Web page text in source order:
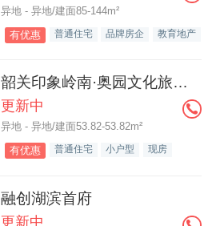
异地 - 异地/建面85-144m²
有优惠 普通住宅 品牌房企 教育地产
韶关印象岭南·奥园文化旅游城
更新中
异地 - 异地/建面53.82-53.82m²
有优惠 普通住宅 小户型 现房
融创湖滨首府
更新中